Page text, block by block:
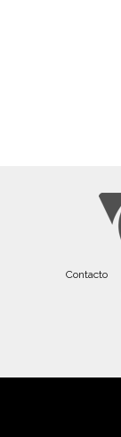
Contacto